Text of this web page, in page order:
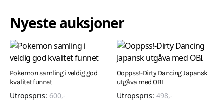
Nyeste auksjoner
Pokemon samling i veldig god
kvalitet funnet
Utropspris: 600,-
Ooppss!-Dirty Dancing Japansk
utgåva med OBI
Utropspris: 498,-